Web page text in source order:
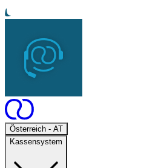
Österreich - ATOpen
Kassensystem